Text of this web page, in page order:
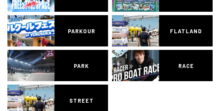
PARKOUR FLATLAND
PARK RACE
STREET